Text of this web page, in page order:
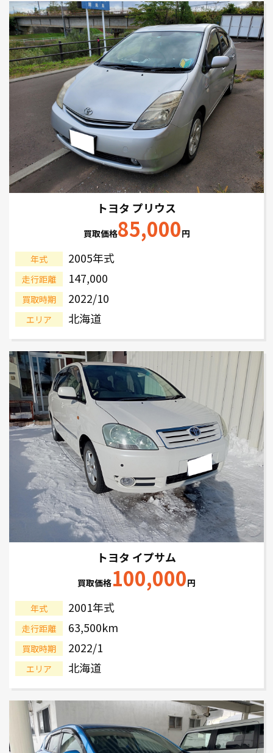
トヨタ プリウス
買取価格85,000円
年式 2005年式
走行距離 147,000
買取時期 2022/10
エリア 北海道
トヨタ イプサム
買取価格100,000円
年式 2001年式
走行距離 63,500km
買取時期 2022/1
エリア 北海道